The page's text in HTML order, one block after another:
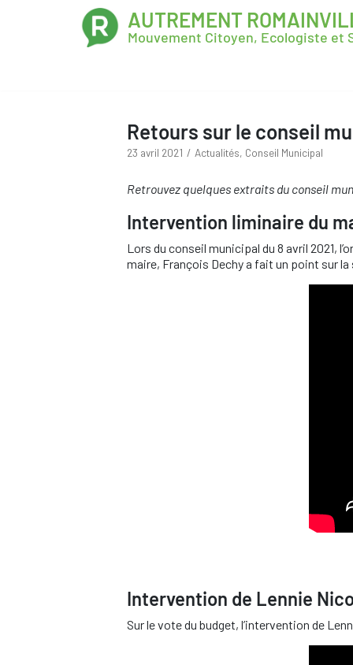
AUTREMENT
Mouvement Citoyen, Ecologiste et
Retours sur le conseil
23 avril 2021 Actualités, Conseil Municipal
Retrouvez quelques extraits du conseil
Intervention liminaire du
Lors du conseil municipal du 8 avril 2021,
maire, François Dechy a fait un point sur
Intervention de Lennie
Sur le vote du budget, l’intervention de